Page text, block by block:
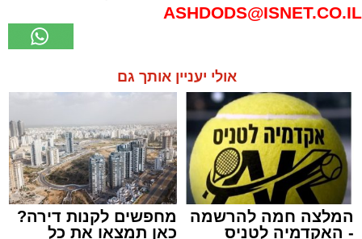
ASHDODS@ISNET.CO.IL
אולי יעניין אותך גם
המלצה חמה להרשמה
- האקדמיה לטניס
מחפשים לקנות דירה?
כאן תמצאו את כל